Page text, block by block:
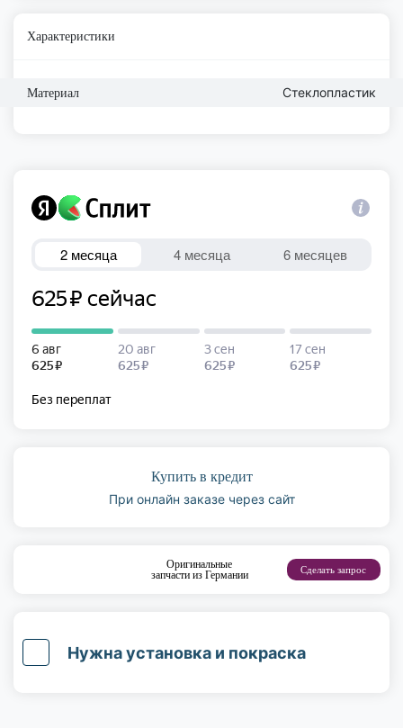
Характеристики
Материал Стеклопластик
Купить в кредит
При онлайн заказе через сайт
Оригинальные
запчасти из Германии
Сделать запрос
Нужна установка и покраска